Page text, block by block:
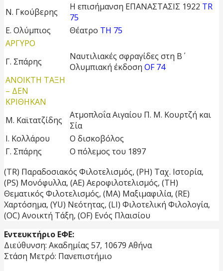
Ν. Γκούβερης
Η επισήμανση ΕΠΑΝΑΣΤΑΣΙΣ 1922 TR
75
Ε. Ολύμπιος
Θέατρο TH 75
ΑΡΓΥΡΟ
Γ. Σπάρης
Ναυτιλιακές σφραγίδες στη Β΄
Ολυμπιακή έκδοση OF 74
ΑΝΟΙΚΤΗ ΤΑΞΗ
– ΔΕΝ
ΚΡΙΘΗΚΑΝ
Μ. Καϊτατζίδης
Ατμοπλοΐα Αιγαίου Π. Μ. Κουρτζή και
Σία
Ι. Κολλάρου
Ο δισκοβόλος
Γ. Σπάρης
Ο πόλεμος του 1897
(TR) Παραδοσιακός Φιλοτελισμός, (PH) Ταχ. Ιστορία,
(PS) Μονόφυλλα, (ΑΕ) Αεροφιλοτελισμός, (TH)
Θεματικός Φιλοτελισμός, (ΜΑ) Μαξιμαφιλία, (RE)
Χαρτόσημα, (YU) Νεότητας, (LI) Φιλοτελική Φιλολογία,
(OC) Ανοικτή Τάξη, (OF) Ενός Πλαισίου
Εντευκτήριο ΕΦΕ:
Διεύθυνση: Ακαδημίας 57, 10679 Αθήνα
Στάση Μετρό: Πανεπιστήμιο